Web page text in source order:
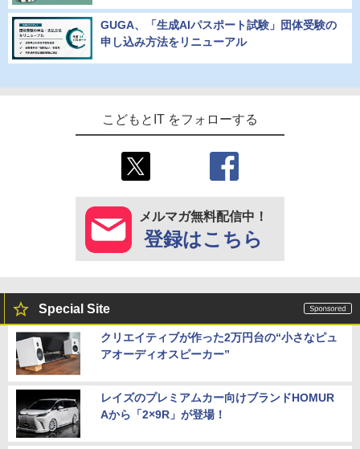
GUGA、「生成AIパスポート試験」団体受験の
申し込み方法をリニューアル
こどもとIT をフォローする
メルマガ無料配信中！
登録はこちら
Special Site
クリエイティブが作った2万円台の“小さなピュ
アオーディオスピーカー”
レイズのプレミアムカー向けブランドHOMUR
Aから「2×9R」が登場！